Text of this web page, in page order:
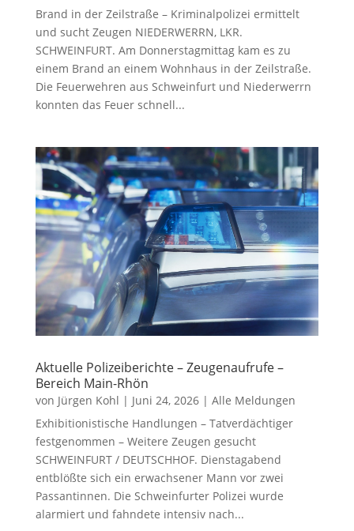
Brand in der Zeilstraße – Kriminalpolizei ermittelt
und sucht Zeugen NIEDERWERRN, LKR.
SCHWEINFURT. Am Donnerstagmittag kam es zu
einem Brand an einem Wohnhaus in der Zeilstraße.
Die Feuerwehren aus Schweinfurt und Niederwerrn
konnten das Feuer schnell...
Aktuelle Polizeiberichte – Zeugenaufrufe –
Bereich Main-Rhön
von Jürgen Kohl | Juni 24, 2026| Alle Meldungen
Exhibitionistische Handlungen – Tatverdächtiger
festgenommen – Weitere Zeugen gesucht
SCHWEINFURT / DEUTSCHHOF. Dienstagabend
entblößte sich ein erwachsener Mann vor zwei
Passantinnen. Die Schweinfurter Polizei wurde
alarmiert und fahndete intensiv nach...